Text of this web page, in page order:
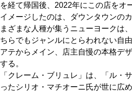
誠光社で選びました
おすすめの本
紹介します。
を経て帰国後、2022年にこの店をオ
イメージしたのは、ダウンタウンの
まざまな人種が集うニューヨークは
ちらでもジャンルにとらわれない自
アテからメイン、店主自慢の本格デ
する。
「クレーム・ブリュレ」は、「ル・
ったシリオ・マチオーニ氏が世に広